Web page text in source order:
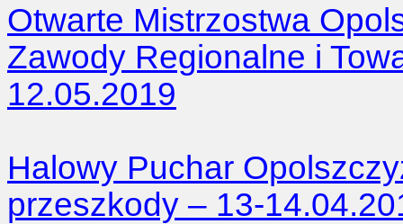
Otwarte Mistrzostwa
Zawody Regionalne i
12.05.2019
Halowy Puchar
przeszkody – 13-